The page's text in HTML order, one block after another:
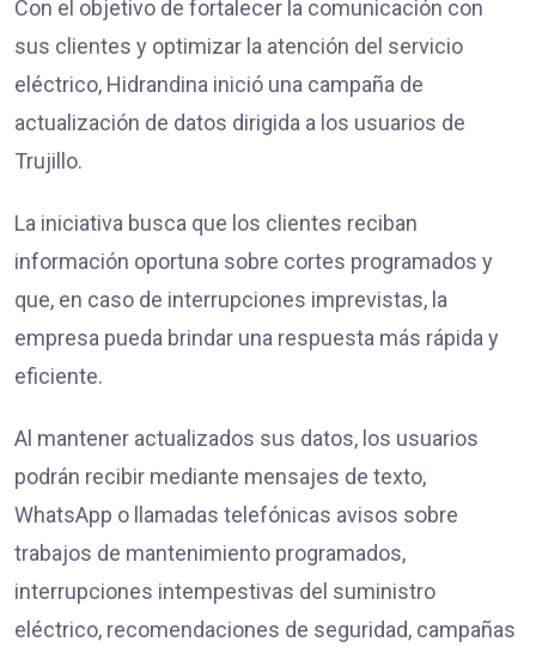
Con el objetivo de fortalecer la comunicación con
sus clientes y optimizar la atención del servicio
eléctrico, Hidrandina inició una campaña de
actualización de datos dirigida a los usuarios de
Trujillo.
La iniciativa busca que los clientes reciban
información oportuna sobre cortes programados y
que, en caso de interrupciones imprevistas, la
empresa pueda brindar una respuesta más rápida y
eficiente.
Al mantener actualizados sus datos, los usuarios
podrán recibir mediante mensajes de texto,
WhatsApp o llamadas telefónicas avisos sobre
trabajos de mantenimiento programados,
interrupciones intempestivas del suministro
eléctrico, recomendaciones de seguridad, campañas